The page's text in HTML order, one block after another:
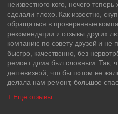
неизвестного кого, нечего
сделали плохо. Как известно,
обращаться в проверенные
рекомендации и отзывы других
компанию по совету друзей и не
быстро, качественно, без
ремонт дома был сложным. Так,
дешевизной, что бы потом не
делала нам ремонт, большое
+ Еще отзывы.....